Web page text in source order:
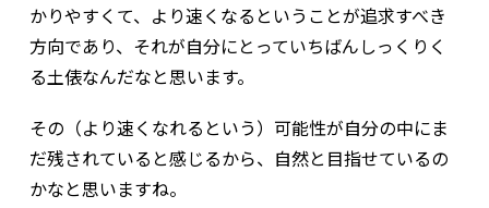
かりやすくて、より速くなるということが追求すべき
方向であり、それが自分にとっていちばんしっくりく
る土俵なんだなと思います。
その（より速くなれるという）可能性が自分の中にま
だ残されていると感じるから、自然と目指せているの
かなと思いますね。